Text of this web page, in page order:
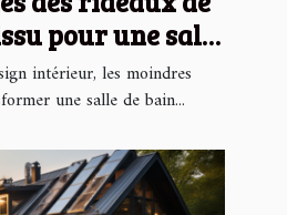
pour une salle
intérieur, les moindres
une salle de bain...